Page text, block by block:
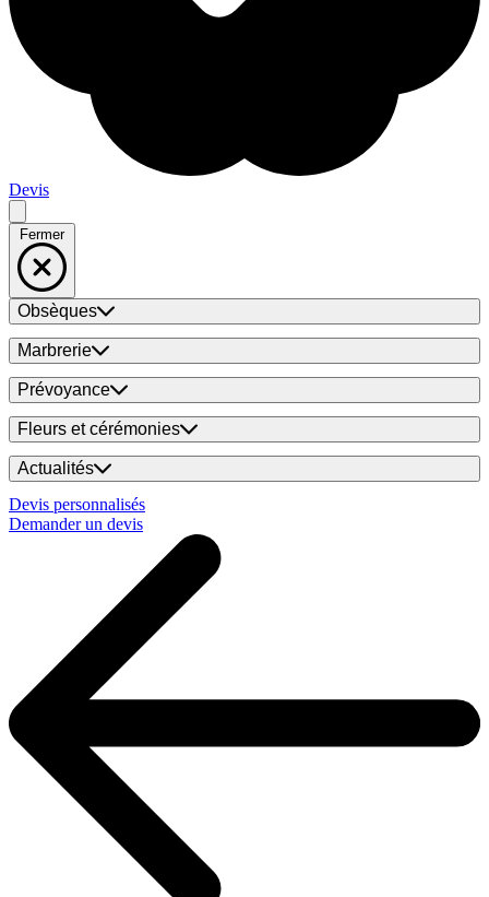
Devis
Fermer
Obsèques
Marbrerie
Prévoyance
Fleurs et cérémonies
Actualités
Devis personnalisés
Demander un devis